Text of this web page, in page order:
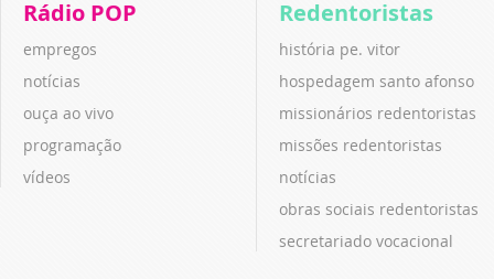
Rádio POP
empregos
notícias
ouça ao vivo
programação
vídeos
Redentoristas
história pe. vitor
hospedagem santo afonso
missionários redentoristas
missões redentoristas
notícias
obras sociais redentoristas
secretariado vocacional